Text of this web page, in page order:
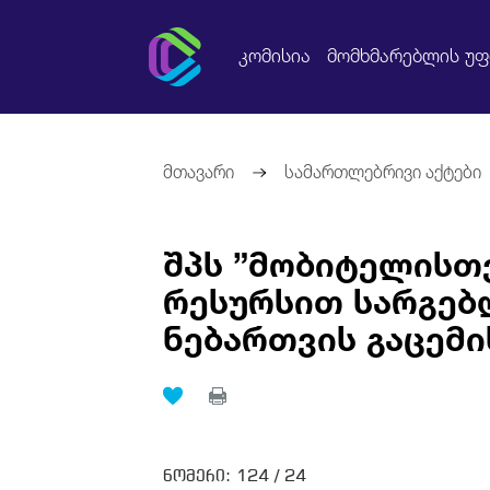
კომისია მომხმარებლის
მთავარი სამართლებრივი აქტები
შპს
რესურსით
ნებართვის
ნომერი: 124 / 24